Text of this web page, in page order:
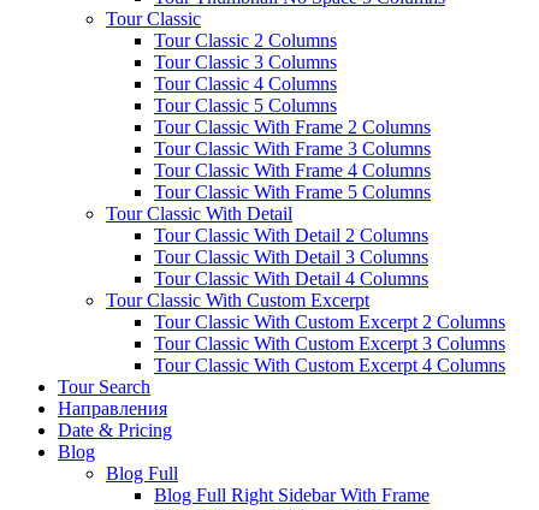
Tour Classic
Tour Classic 2 Columns
Tour Classic 3 Columns
Tour Classic 4 Columns
Tour Classic 5 Columns
Tour Classic With Frame 2 Columns
Tour Classic With Frame 3 Columns
Tour Classic With Frame 4 Columns
Tour Classic With Frame 5 Columns
Tour Classic With Detail
Tour Classic With Detail 2 Columns
Tour Classic With Detail 3 Columns
Tour Classic With Detail 4 Columns
Tour Classic With Custom Excerpt
Tour Classic With Custom Excerpt 2 Columns
Tour Classic With Custom Excerpt 3 Columns
Tour Classic With Custom Excerpt 4 Columns
Tour Search
Направления
Date & Pricing
Blog
Blog Full
Blog Full Right Sidebar With Frame